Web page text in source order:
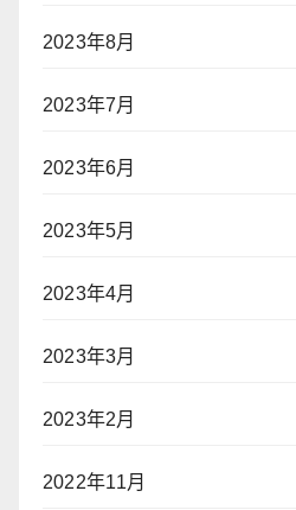
2023年8月
2023年7月
2023年6月
2023年5月
2023年4月
2023年3月
2023年2月
2022年11月